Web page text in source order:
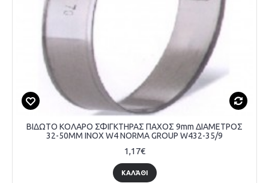
ΒΙΔΩΤΟ ΚΟΛΑΡΟ ΣΦΙΓΚΤΗΡΑΣ ΠΑΧΟΣ 9mm ΔΙΑΜΕΤΡΟΣ
32-50MM INOX W4 NORMA GROUP W432-35/9
1,17€
ΚΑΛΆΘΙ